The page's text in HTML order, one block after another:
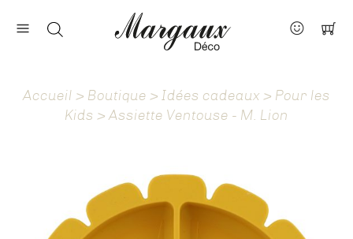
Nos marques
À propos
Accueil > Boutique > Idées cadeaux > Pour les
Kids > Assiette Ventouse - M. Lion